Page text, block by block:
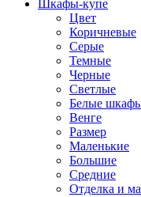
Шкафы-купе
Цвет
Коричневые
Серые
Темные
Черные
Светлые
Белые
Венге
Размер
Маленькие
Большие
Средние
Отделка и